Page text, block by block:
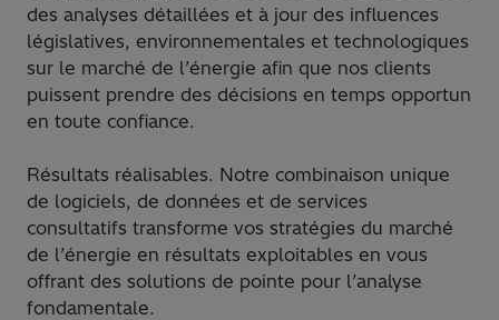
des analyses détaillées et à jour des influences
législatives, environnementales et technologiques
sur le marché de l’énergie afin que nos clients
puissent prendre des décisions en temps opportun
en toute confiance.
Résultats réalisables. Notre combinaison unique
de logiciels, de données et de services
consultatifs transforme vos stratégies du marché
de l’énergie en résultats exploitables en vous
offrant des solutions de pointe pour l’analyse
fondamentale.